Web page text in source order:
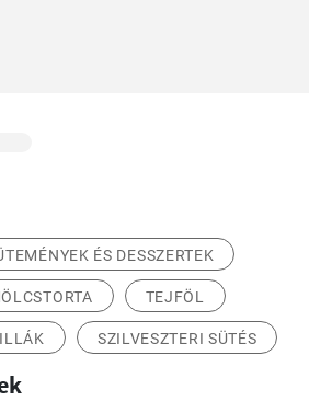
ÉS DESSZERTEK
TEJFÖL
SZILVESZTERI SÜTÉS